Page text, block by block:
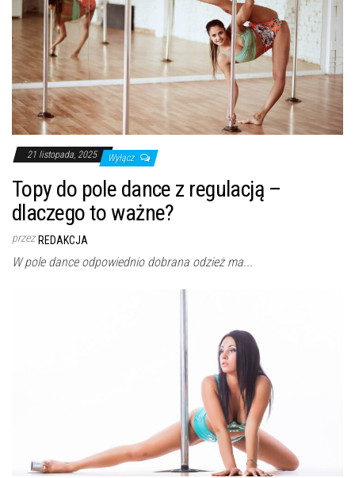
21 listopada, 2025 Wyłącz
Topy do pole dance z regulacją –
dlaczego to ważne?
przez REDAKCJA
W pole dance odpowiednio dobrana odzież ma...